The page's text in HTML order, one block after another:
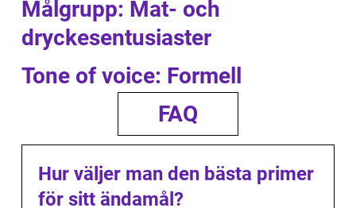
Målgrupp: Mat- och
dryckesentusiaster
Tone of voice: Formell
FAQ
Hur väljer man den bästa primer
för sitt ändamål?